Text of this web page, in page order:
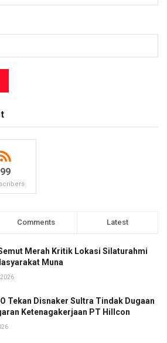
99
Comments Latest
Merah Kritik Lokasi Silaturahmi
Muna
Tekan Disnaker Sultra Tindak Dugaan
Ketenagakerjaan PT Hillcon